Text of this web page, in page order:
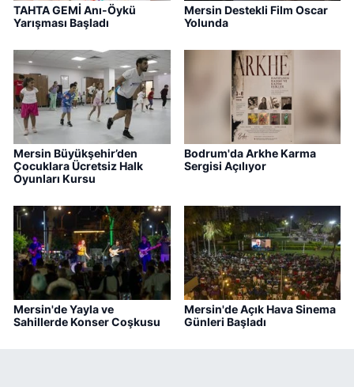
TAHTA GEMİ Anı-Öykü
Yarışması Başladı
Mersin Destekli Film Oscar
Yolunda
Mersin Büyükşehir’den
Çocuklara Ücretsiz Halk
Oyunları Kursu
Bodrum'da Arkhe Karma
Sergisi Açılıyor
Mersin'de Yayla ve
Sahillerde Konser Coşkusu
Mersin'de Açık Hava Sinema
Günleri Başladı